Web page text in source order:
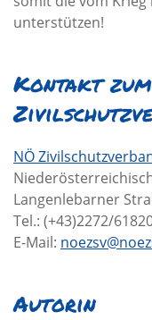
unterstützen!
Kontakt
NÖ
Langenlebarner
Tel.: (+43)2272/
E-Mail:
Autorin